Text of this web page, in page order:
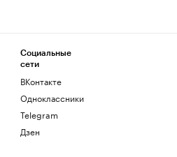
Социальные
сети
ВКонтакте
Одноклассники
Telegram
Дзен